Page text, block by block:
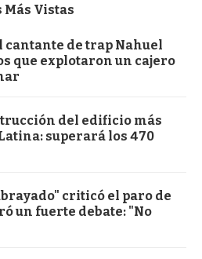
Más Vistas
de trap Nahuel
que explotaron un cajero
del edificio más
superará los 470
criticó el paro de
un fuerte debate: "No